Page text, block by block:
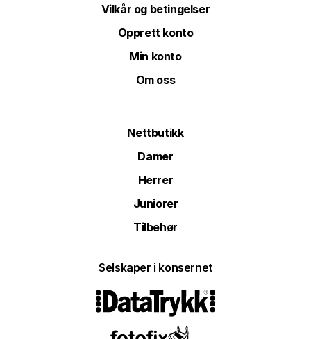
Vilkår og betingelser
Opprett konto
Min konto
Om oss
Nettbutikk
Damer
Herrer
Juniorer
Tilbehør
Selskaper i konsernet